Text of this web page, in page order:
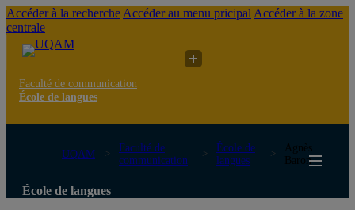
Accéder à la recherche Accéder au menu pricipal Accéder à la zone
centrale
Faculté de communication
École de langues
UQAM
Faculté de
communication
École de
langues
Agnès
Baron
École de langues